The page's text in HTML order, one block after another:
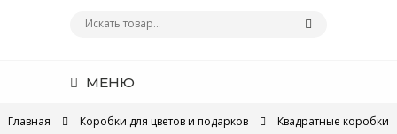
МЕНЮ
Главная Коробки для цветов и подарков Квадратные коробки